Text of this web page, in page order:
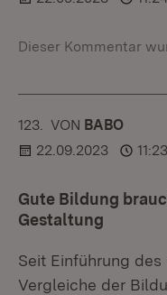
Dieser Kommentar
123. KOMMENTAR
VON :BABO
22.09.2023
11:23
Gute Bildung
Gestaltung
Seit Einführung
Vergleiche der